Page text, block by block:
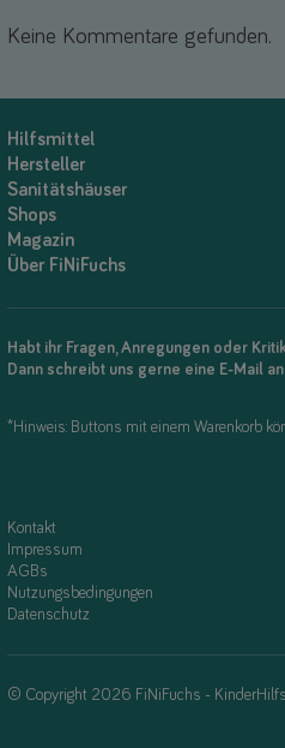
Keine Kommentare gefunden.
Hilfsmittel
Hersteller
Sanitätshäuser
Shops
Magazin
Über FiNiFuchs
Habt ihr Fragen, Anregungen oder
Dann schreibt uns gerne eine E-Mail
*Hinweis: Buttons mit einem Warenkorb
Kontakt
Impressum
AGBs
Nutzungsbedingungen
Datenschutz
© Copyright 2026 FiNiFuchs -